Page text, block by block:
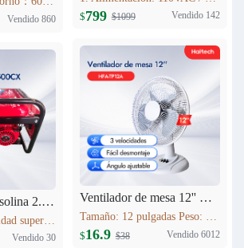
Vendido 860
Generador de gasolina 2.2kVA EC2500CX
Alta Potencia: Calidad superior. Máxima Estabilidad: AVR, protege equipos. Bajo Consumo: Ahorro >10%. Bajo Ruido: Silenciador industrial. Versátil: Hogar/obras/exteriores. Portátil: Ligero, fácil transporte.
Vendido 30
$799 $1099 Vendido 142
Ventilador de mesa 12'' HFA-TP12A
Tamaño: 12 pulgadas Peso: 1.6 kg Voltaje: 120V 60HZ Material del motor: Cobre Función: Control de 3 velocidades; Oscilación; Inclinación vertical ajustable; Altura ajustable; Base en cruz; Rejilla de seguridad; Fácil montaje
$16.9 $38 Vendido 6012